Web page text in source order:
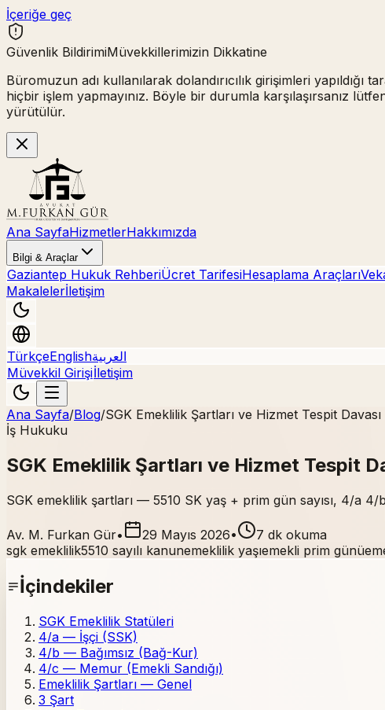
İçeriğe geç
Güvenlik BildirimiMüvekkillerimizin Dikkatine
Büromuzun adı kullanılarak dolandırıcılık girişimleri yapıldığı
hiçbir işlem yapmayınız. Böyle bir durumla karşılaşırsanız
yürütülür.
Ana SayfaHizmetlerHakkımızda
Bilgi & Araçlar
Gaziantep Hukuk RehberiÜcret TarifesiHesaplama Araçları
Makalelerİletişim
TürkçeEnglishالعربية
Müvekkil Girişiİletişim
Ana Sayfa/Blog/SGK Emeklilik Şartları ve Hizmet Tespit Davası
İş Hukuku
SGK Emeklilik Şartları ve Hizmet Tespit
SGK emeklilik şartları — 5510 SK yaş + prim gün sayısı, 4/a
Av. M. Furkan Gür• 29 Mayıs 2026•
7 dk okuma
sgk emeklilik5510 sayılı kanunemeklilik yaşıemekli prim günü
İçindekiler
SGK Emeklilik Statüleri
4/a — İşçi (SSK)
4/b — Bağımsız (Bağ-Kur)
4/c — Memur (Emekli Sandığı)
Emeklilik Şartları — Genel
3 Şart